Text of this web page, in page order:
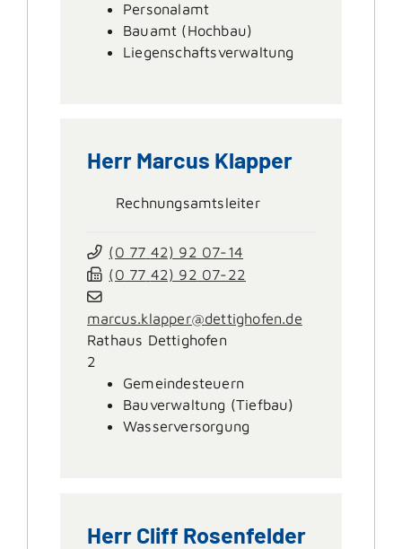
Personalamt
Bauamt (Hochbau)
Liegenschaftsverwaltung
Herr Marcus Klapper
Rechnungsamtsleiter
(0 77 42) 92 07-14
(0 77 42) 92 07-22
marcus.klapper@dettighofen.de
Rathaus Dettighofen
2
Gemeindesteuern
Bauverwaltung (Tiefbau)
Wasserversorgung
Herr Cliff Rosenfelder